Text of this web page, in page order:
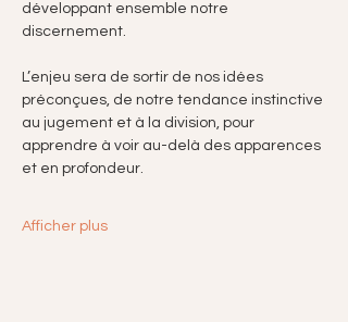
développant ensemble notre
discernement.
L’enjeu sera de sortir de nos idées
préconçues, de notre tendance instinctive
au jugement et à la division, pour
apprendre à voir au-delà des apparences
et en profondeur.
Afficher plus